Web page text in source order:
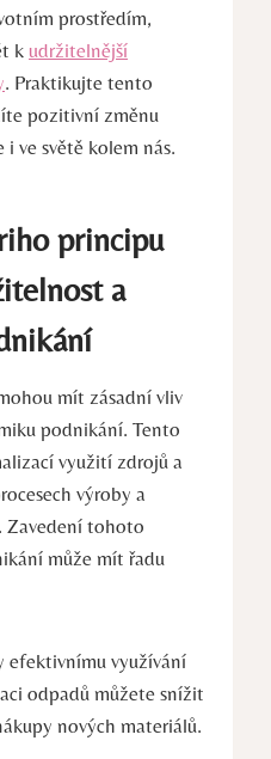
prostředím,
k udržitelnější
. Praktikujte tento
pozitivní změnu
i ve​ světě kolem nás.
principu⁢
a
mít zásadní ⁣vliv
podnikání. ⁤Tento
využití zdrojů ‌a​
​výroby ‍a
Zavedení ‌tohoto
může mít ⁣řadu
⁢efektivnímu využívání
odpadů můžete snížit
nových materiálů.